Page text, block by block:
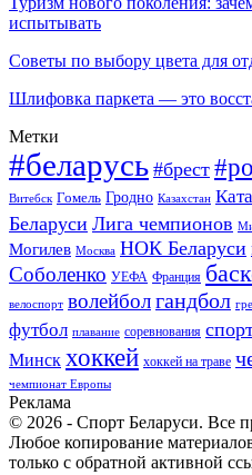
испытывать
Советы по выбору цвета для
Шлифовка паркета — это
Метки
#беларусь #брест
Витебск Гомель Гродно Казахстан
Беларуси Лига чемпионов
Могилев Москва НОК Беларуси
Соболенко УЕФА Франция
велоспорт волейболгандбол
футбол плавание соревнования
Минск хоккей хоккей на траве
чемпионат Европы
Реклама
© 2026 - Спорт Беларуси. Все
Любое копирование
только с обратной активной